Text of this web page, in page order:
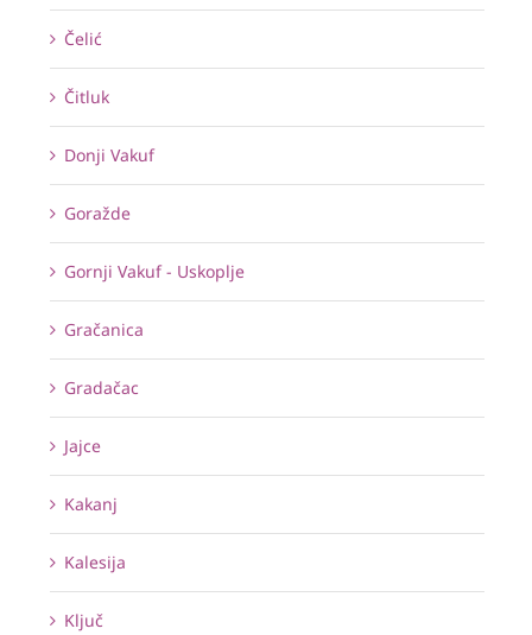
Čelić
Čitluk
Donji Vakuf
Goražde
Gornji Vakuf - Uskoplje
Gračanica
Gradačac
Jajce
Kakanj
Kalesija
Ključ